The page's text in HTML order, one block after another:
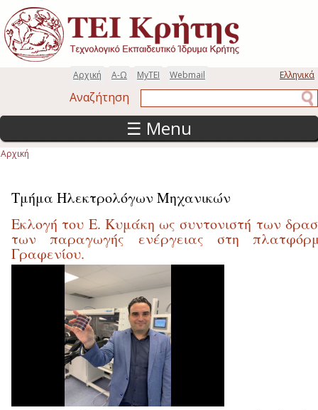
Παράκαμψη προς το κυρίως περιεχόμενο
Ελληνικά
Webmail
MyTEI
Α-Ω
Αρχική
Αναζήτηση
☰ Menu
Αρχική
Τμήμα Ηλεκτρολόγων Μηχανικών
Εκλογή του Ε. Κυμάκη ως συντονιστή των
των παραγωγής ενέργειας στη
Γραφενίου.